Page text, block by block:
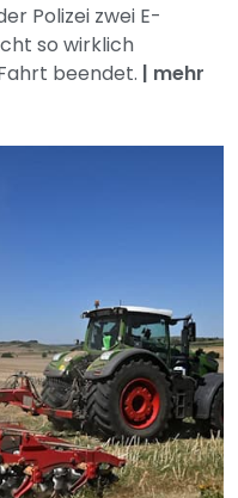
Polizei zwei E-
so wirklich
beendet. | mehr